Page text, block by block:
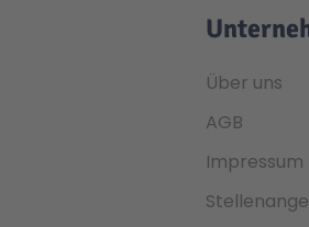
Über uns
AGB
Impressum